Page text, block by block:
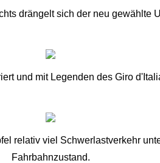
drängelt sich der neu gewählte
und mit Legenden des Giro
relativ viel Schwerlastverkehr
Fahrbahnzustand.